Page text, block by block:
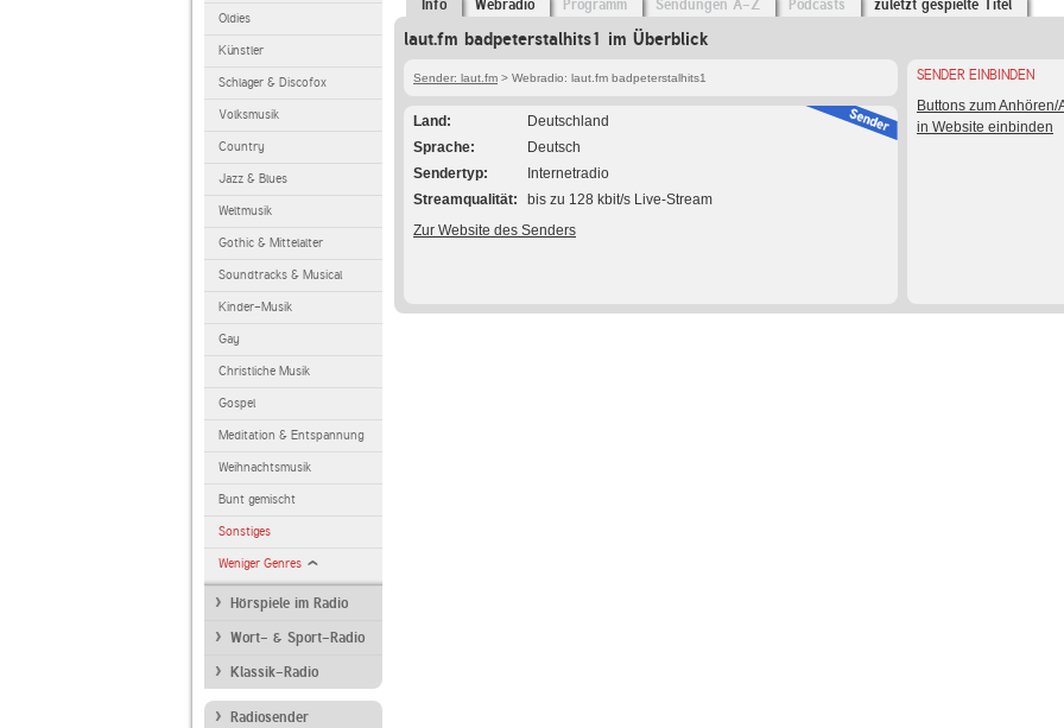
Oldies
Künstler
Schlager & Discofox
Volksmusik
Country
Jazz & Blues
Weltmusik
Gothic & Mittelalter
Soundtracks & Musical
Kinder-Musik
Gay
Christliche Musik
Gospel
Meditation & Entspannung
Weihnachtsmusik
Bunt gemischt
Sonstiges
Weniger Genres
Hörspiele im Radio
Wort- & Sport-Radio
Klassik-Radio
Radiosender
Info Webradio Programm Sendungen A-Z Podcasts zuletzt gespielte Titel
laut.fm badpeterstalhits1 im Überblick
Sender: laut.fm > Webradio: laut.fm badpeterstalhits1
Land
Deutschland
Sprache
Deutsch
Sendertyp
Internetradio
Streamqualität
bis zu 128 kbit/s Live-Stream
Zur Website des Senders
SENDER EINBINDEN
Buttons zum Anhören/
in Website einbinden